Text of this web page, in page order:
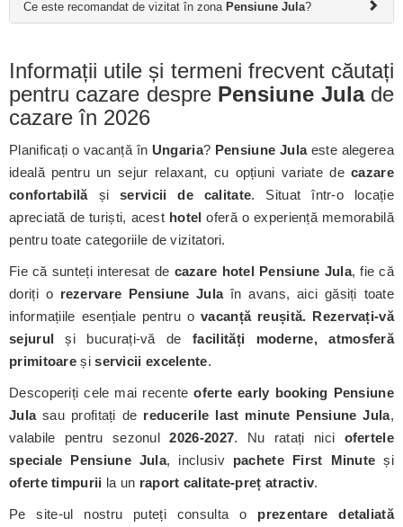
Ce este recomandat de vizitat în zona Pensiune Jula?
Informații utile și termeni frecvent căutați
pentru cazare despre Pensiune Julade
cazare în 2026
Planificați o vacanță în Ungaria? Pensiune Julaeste alegerea
ideală pentru un sejur relaxant, cu opțiuni variate decazare
confortabilășiservicii de calitate. Situat într-o locație
apreciată de turiști, acest hotel oferă o experiență memorabilă
pentru toate categoriile de vizitatori.
Fie că sunteți interesat de cazare hotel Pensiune Jula, fie că
doriți o rezervare Pensiune Julaîn avans, aici găsiți toate
informațiile esențiale pentru ovacanță reușită. Rezervați-vă
sejurul și bucurați-vă defacilități moderne, atmosferă
primitoare șiservicii excelente.
Descoperiți cele mai recenteoferte early booking Pensiune
Julasau profitați de reducerile last minute Pensiune Jula,
valabile pentru sezonul2026-2027. Nu ratați nici ofertele
speciale Pensiune Jula, inclusiv pachete First Minute și
oferte timpurii la un raport calitate-preț atractiv.
Pe site-ul nostru puteți consulta o prezentare detaliată